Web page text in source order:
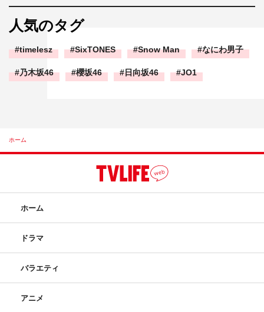
人気のタグ
timelesz SixTONES Snow Man なにわ男子
乃木坂46 櫻坂46 日向坂46 JO1
ホーム
ホーム
ドラマ
バラエティ
アニメ